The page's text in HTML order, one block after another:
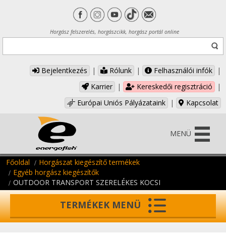
Horgász felszerelés, horgászcikk, horgász portál online
Bejelentkezés | Rólunk | Felhasználói infók
|
Karrier
| Kereskedői regisztráció
|
Európai Uniós Pályázataink
| Kapcsolat
MENÜ
Főoldal
Horgászat kiegészítő termékek
Egyéb horgász kiegészítők
OUTDOOR TRANSPORT SZERELÉKES KOCSI
TERMÉKEK MENÜ